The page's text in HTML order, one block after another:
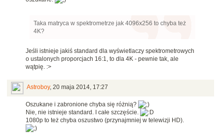
Taka matryca w spektrometrze jak 4096x256 to chyba też
4K?
Jeśli istnieje jakiś standard dla wyświetlaczy spektrometrowych
o ustalonych proporcjach 16:1, to dla 4K - pewnie tak, ale
wątpię. :>
Astroboy, 20 maja 2014, 17:27
Oszukane i zabronione chyba się różnią?
Nie, nie istnieje standard. I całe szczęście.
1080p to też chyba oszustwo (przynajmniej w telewizji HD).